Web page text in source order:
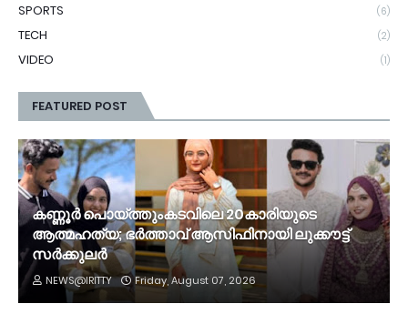
SPORTS (6)
TECH (2)
VIDEO (1)
FEATURED POST
കണ്ണൂർ പൊയ്ത്തുംകടവിലെ 20കാരിയുടെ
ആത്മഹത്യ; ഭർത്താവ് ആസിഫിനായി ലുക്കൗട്ട്
സർക്കുലർ
NEWS@IRITTY Friday, August 07, 2026